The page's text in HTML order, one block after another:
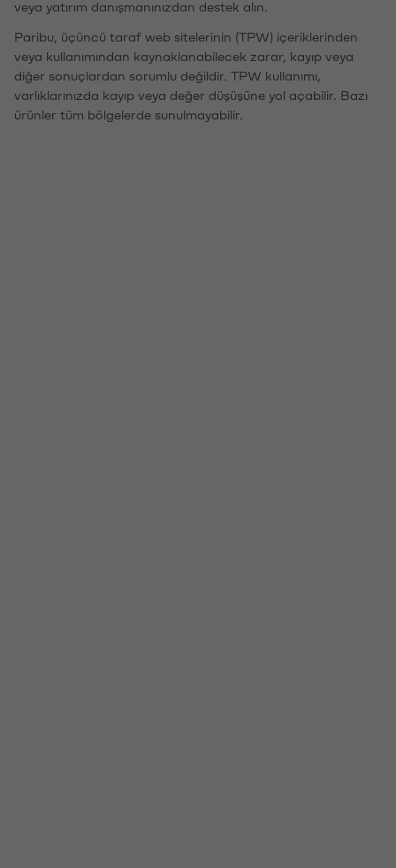
veya yatırım danışmanınızdan destek alın.
Paribu, üçüncü taraf web sitelerinin (TPW) içeriklerinden
veya kullanımından kaynaklanabilecek zarar, kayıp veya
diğer sonuçlardan sorumlu değildir. TPW kullanımı,
varlıklarınızda kayıp veya değer düşüşüne yol açabilir. Bazı
ürünler tüm bölgelerde sunulmayabilir.